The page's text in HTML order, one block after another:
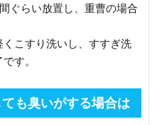
ぐらい放置し、重曹の場合
こすり洗いし、すすぎ洗
す。
も臭いがする場合は